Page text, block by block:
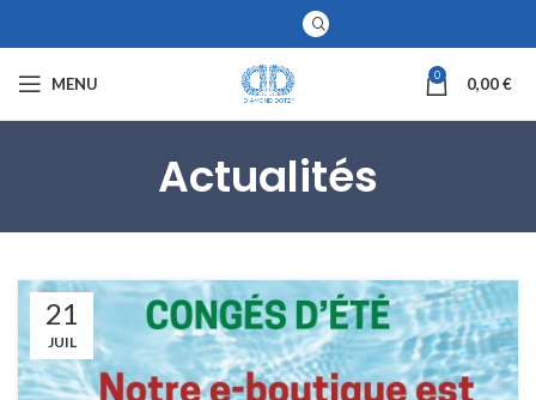
MENU 0 0,00€
Actualités
21
JUIL